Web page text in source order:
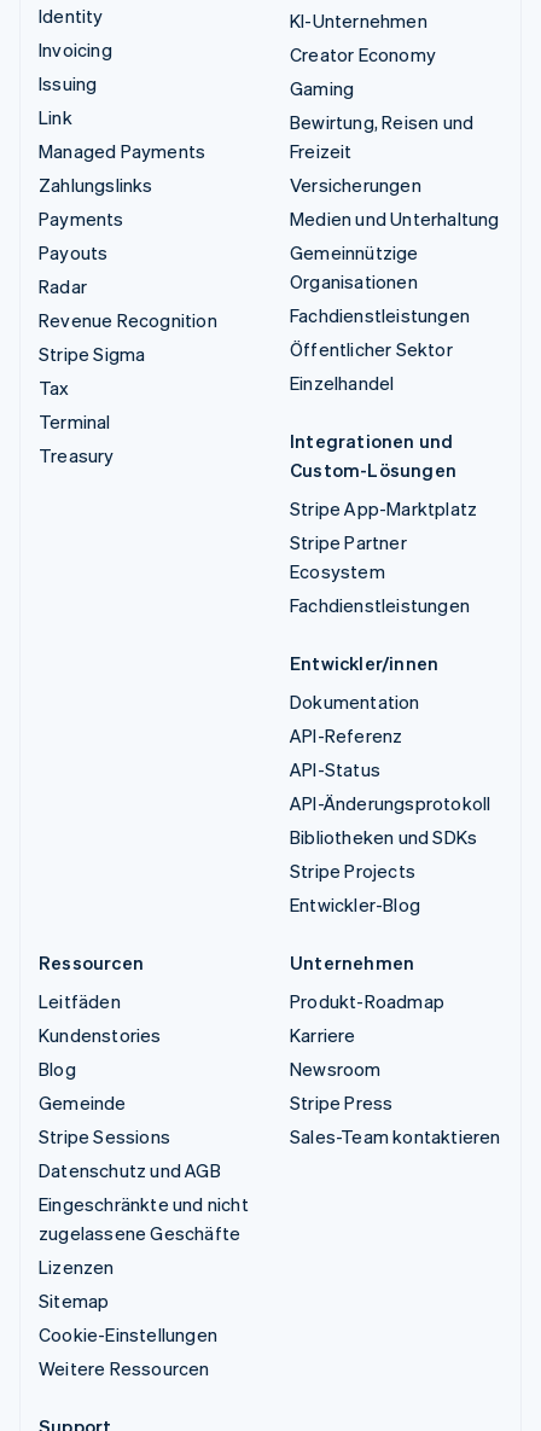
Identity
Invoicing
Issuing
Link
Managed Payments
Zahlungslinks
Payments
Payouts
Radar
Revenue Recognition
Stripe Sigma
Tax
Terminal
Treasury
KI-Unternehmen
Creator Economy
Gaming
Bewirtung, Reisen und
Freizeit
Versicherungen
Medien und Unterhaltung
Gemeinnützige
Organisationen
Fachdienstleistungen
Öffentlicher Sektor
Einzelhandel
Integrationen und
Custom-Lösungen
Stripe App-Marktplatz
Stripe Partner
Ecosystem
Fachdienstleistungen
Entwickler/innen
Dokumentation
API-Referenz
API-Status
API-Änderungsprotokoll
Bibliotheken und SDKs
Stripe Projects
Entwickler-Blog
Ressourcen
Leitfäden
Kundenstories
Blog
Gemeinde
Stripe Sessions
Datenschutz und AGB
Eingeschränkte und nicht
zugelassene Geschäfte
Lizenzen
Sitemap
Cookie-Einstellungen
Weitere Ressourcen
Unternehmen
Produkt-Roadmap
Karriere
Newsroom
Stripe Press
Sales-Team kontaktieren
Support